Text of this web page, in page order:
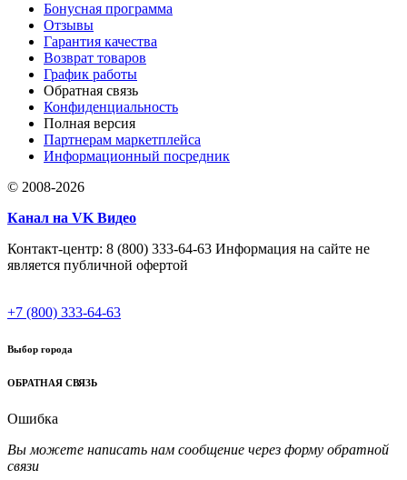
Бонусная программа
Отзывы
Гарантия качества
Возврат товаров
График работы
Обратная связь
Конфиденциальность
Полная версия
Партнерам маркетплейса
Информационный посредник
© 2008-2026
Канал на VK Видео
Контакт-центр: 8 (800) 333-64-63 Информация на сайте не
является публичной офертой
+7 (800) 333-64-63
Выбор города
ОБРАТНАЯ СВЯЗЬ
Ошибка
Вы можете написать нам сообщение через форму обратной
связи